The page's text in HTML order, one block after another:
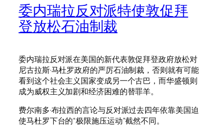
委内瑞拉反对派特使敦促拜
登放松石油制裁
委内瑞拉反对派在美国的新代表敦促拜登政府放松对
尼古拉斯·马杜罗政府的严厉石油制裁，否则就有可能
看到这个社会主义国家变成另一个古巴，而华盛顿则
成为威权主义加剧和经济困难的替罪羊。
费尔南多·布拉西的言论与反对派过去四年依靠美国迫
使马杜罗下台的“极限施压运动”截然不同。